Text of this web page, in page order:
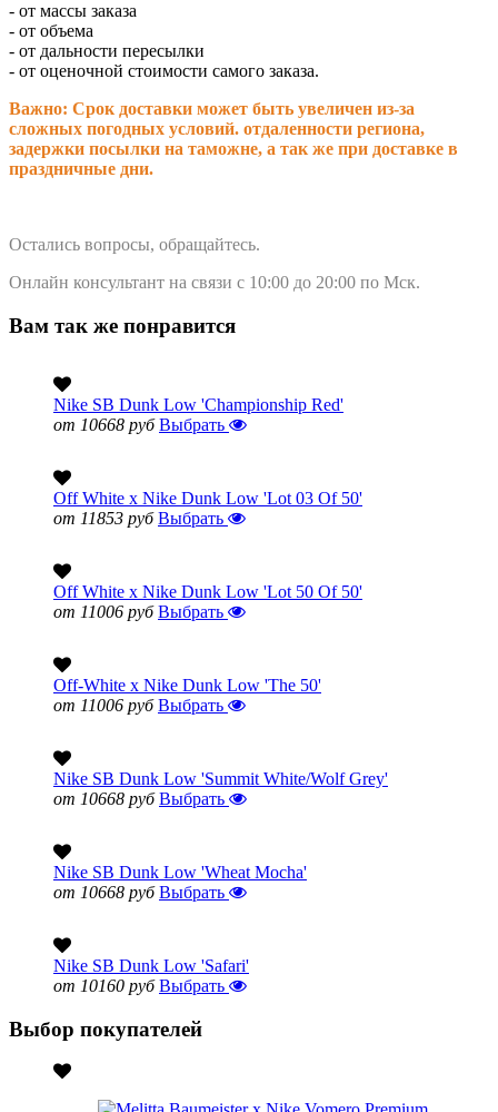
- от массы заказа
- от объема
- от дальности пересылки
- от оценочной стоимости самого заказа.
Важно: Срок доставки может быть увеличен из-за
сложных погодных условий. отдаленности региона,
задержки посылки на таможне, а так же при доставке в
праздничные дни.
Остались вопросы, обращайтесь.
Онлайн консультант на связи с 10:00 до 20:00 по Мск.
Вам так же понравится
Nike SB Dunk Low 'Championship Red'
от 10668 руб Выбрать
Off White x Nike Dunk Low 'Lot 03 Of 50'
от 11853 руб Выбрать
Off White x Nike Dunk Low 'Lot 50 Of 50'
от 11006 руб Выбрать
Off-White x Nike Dunk Low 'The 50'
от 11006 руб Выбрать
Nike SB Dunk Low 'Summit White/Wolf Grey'
от 10668 руб Выбрать
Nike SB Dunk Low 'Wheat Mocha'
от 10668 руб Выбрать
Nike SB Dunk Low 'Safari'
от 10160 руб Выбрать
Выбор покупателей